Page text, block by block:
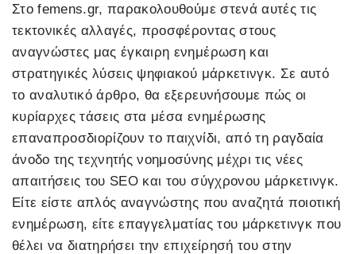
Στο femens.gr, παρακολουθούμε στενά αυτές τις
τεκτονικές αλλαγές, προσφέροντας στους
αναγνώστες μας έγκαιρη ενημέρωση και
στρατηγικές λύσεις ψηφιακού μάρκετινγκ. Σε αυτό
το αναλυτικό άρθρο, θα εξερευνήσουμε πώς οι
κυρίαρχες τάσεις στα μέσα ενημέρωσης
επαναπροσδιορίζουν το παιχνίδι, από τη ραγδαία
άνοδο της τεχνητής νοημοσύνης μέχρι τις νέες
απαιτήσεις του SEO και του σύγχρονου μάρκετινγκ.
Είτε είστε απλός αναγνώστης που αναζητά ποιοτική
ενημέρωση, είτε επαγγελματίας του μάρκετινγκ που
θέλει να διατηρήσει την επιχείρησή του στην